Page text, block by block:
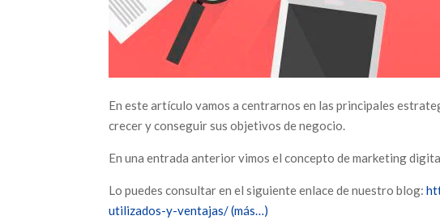
En este artículo vamos a centrarnos en las principales
crecer y conseguir sus objetivos de negocio.
En una entrada anterior vimos el concepto de marketing
Lo puedes consultar en el siguiente enlace de nuestro blog:
utilizados-y-ventajas/(más…)